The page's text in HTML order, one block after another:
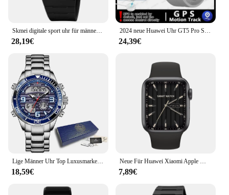
Skmei digitale sport uhr für männer militär wasserdicht kalender datum woche herren armbanduhren elektronische dünne uhr reloj
28,19€
2024 neue Huawei Uhr GT5 Pro Smart Uhr HD AMOLED Bildschirm NFC GPS Tracker Bluetooth Anruf Gesundheit Wasserdichte Smartwatch Männer Frauen
24,39€
Lige Männer Uhr Top Luxusmarke Sport Militär uhren Herren Chronograph Quarz Armbanduhr Datum digitale männliche Uhr reloj hombre
18,59€
Neue Für Huawei Xiaomi Apple Männer Frauen Smart Uhr Bluetooth Anruf Diy uhr gesicht Sporte PPG + EKG Smart Uhr IWO 10 Für Android IOS
7,89€